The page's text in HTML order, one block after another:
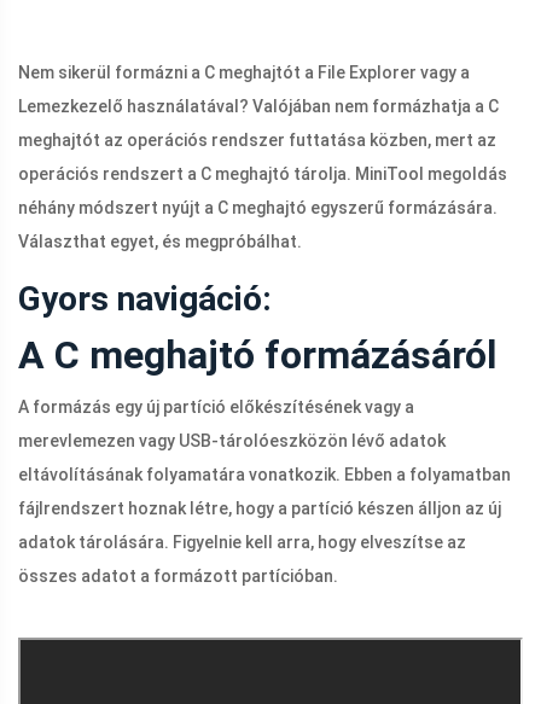
Nem sikerül formázni a C meghajtót a File Explorer vagy a
Lemezkezelő használatával? Valójában nem formázhatja a C
meghajtót az operációs rendszer futtatása közben, mert az
operációs rendszert a C meghajtó tárolja. MiniTool megoldás
néhány módszert nyújt a C meghajtó egyszerű formázására.
Választhat egyet, és megpróbálhat.
Gyors navigáció:
A C meghajtó formázásáról
A formázás egy új partíció előkészítésének vagy a
merevlemezen vagy USB-tárolóeszközön lévő adatok
eltávolításának folyamatára vonatkozik. Ebben a folyamatban
fájlrendszert hoznak létre, hogy a partíció készen álljon az új
adatok tárolására. Figyelnie kell arra, hogy elveszítse az
összes adatot a formázott partícióban.